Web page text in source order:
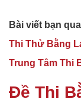
Bài viết bạn
Thi Thử Bằng
Trung Tâm Thi
Đề Thi